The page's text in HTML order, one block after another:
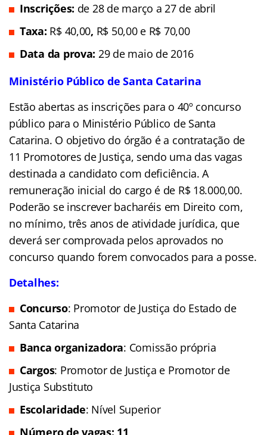
Inscrições: de 28 de março a 27 de abril
Taxa: R$ 40,00, R$ 50,00 e R$ 70,00
Data da prova: 29 de maio de 2016
Ministério Público de Santa Catarina
Estão abertas as inscrições para o 40º concurso
público para o Ministério Público de Santa
Catarina. O objetivo do órgão é a contratação de
11 Promotores de Justiça, sendo uma das vagas
destinada a candidato com deficiência. A
remuneração inicial do cargo é de R$ 18.000,00.
Poderão se inscrever bacharéis em Direito com,
no mínimo, três anos de atividade jurídica, que
deverá ser comprovada pelos aprovados no
concurso quando forem convocados para a posse.
Detalhes:
Concurso: Promotor de Justiça do Estado de
Santa Catarina
Banca organizadora: Comissão própria
Cargos: Promotor de Justiça e Promotor de
Justiça Substituto
Escolaridade: Nível Superior
Número de vagas: 11